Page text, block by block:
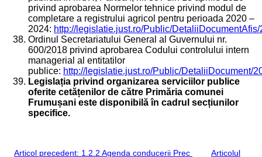
privind aprobarea Normelor tehnice privind modul de
completare a registrului agricol pentru perioada 2020 –
2024: http://legislatie.just.ro/Public/
Ordinul Secretariatului General al Guvernului nr.
600/2018 privind aprobarea Codului controlului intern
managerial al entitatilor
publice: http://legislatie.just.ro/Public/DetaliiDocument/
Legislația privind organizarea serviciilor publice
oferite cetățenilor de către Primăria comunei
Frumușani este disponibilă în cadrul secțiunilor
specifice.
Articol precedent: 1.2.2 Agenda conducerii Prec
Articolul